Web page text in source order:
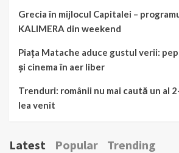
Grecia în mijlocul Capitalei –
KALIMERA din weekend
Piața Matache aduce gustul verii:
și cinema în aer liber
Trenduri: românii nu mai caută un al
lea venit
Latest Popular Trending